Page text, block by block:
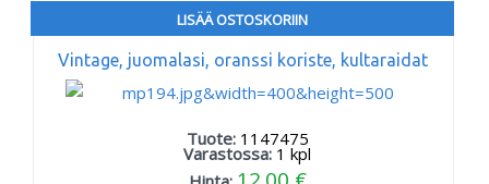
LISÄÄ OSTOSKORIIN
Vintage, juomalasi, oranssi koriste, kultaraidat
Tuote: 1147475
Varastossa: 1 kpl